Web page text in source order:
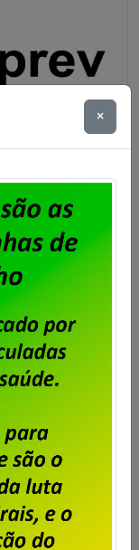
a
2017 no
.
da 2ª
aguarda a
à
×